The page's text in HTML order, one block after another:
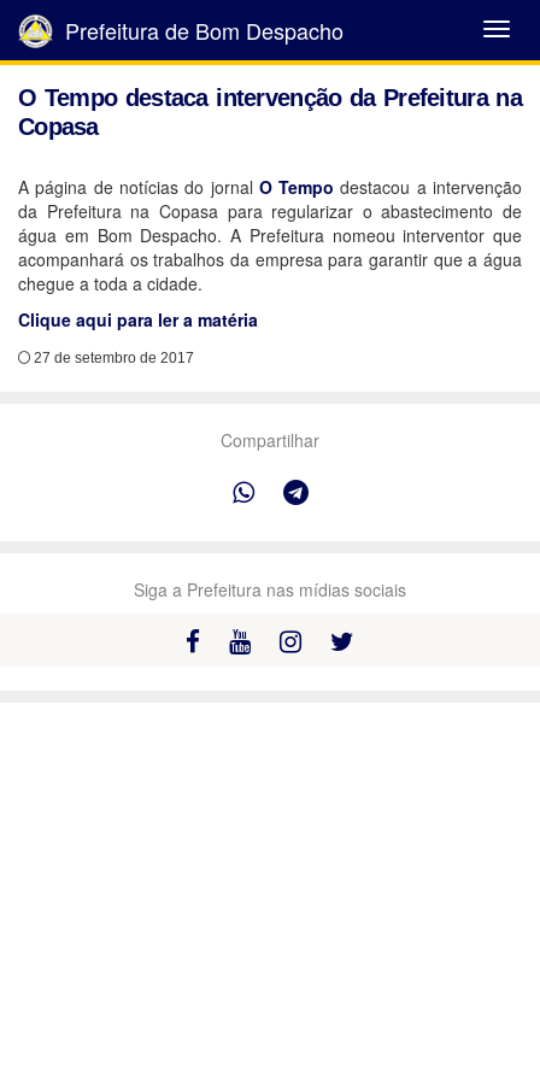
Abrir
Menu
Prefeitura de Bom Despacho
O Tempo destaca intervenção da Prefeitura na
Copasa
A página de notícias do jornal O Tempo destacou a intervenção
da Prefeitura na Copasa para regularizar o abastecimento de
água em Bom Despacho. A Prefeitura nomeou interventor que
acompanhará os trabalhos da empresa para garantir que a água
chegue a toda a cidade.
Clique aqui para ler a matéria
27 de setembro de 2017
Compartilhar
Siga a Prefeitura nas mídias sociais